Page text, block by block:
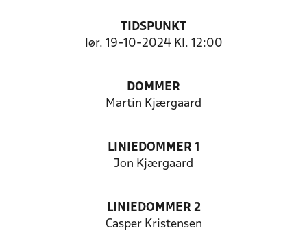
TIDSPUNKT
lør. 19-10-2024 Kl. 12:00
DOMMER
Martin Kjærgaard
LINIEDOMMER 1
Jon Kjærgaard
LINIEDOMMER 2
Casper Kristensen